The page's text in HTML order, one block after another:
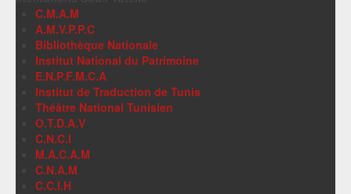
C.M.A.M
A.M.V.P.P.C
Bibliothèque Nationale
Institut National du Patrimoine
E.N.P.F.M.C.A
Institut de Traduction de Tunis
Théâtre National Tunisien
O.T.D.A.V
C.N.C.I
M.A.C.A.M
C.N.A.M
C.C.I.H